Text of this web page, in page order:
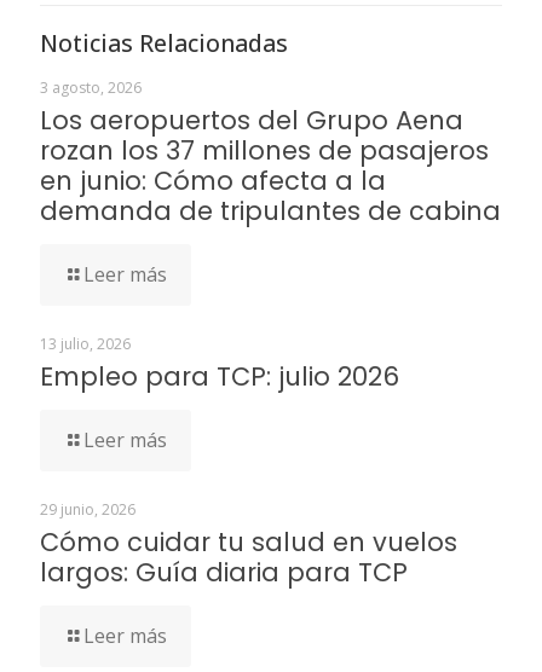
Noticias Relacionadas
3 agosto, 2026
Los aeropuertos del Grupo Aena
rozan los 37 millones de pasajeros
en junio: Cómo afecta a la
demanda de tripulantes de cabina
Leer más
13 julio, 2026
Empleo para TCP: julio 2026
Leer más
29 junio, 2026
Cómo cuidar tu salud en vuelos
largos: Guía diaria para TCP
Leer más